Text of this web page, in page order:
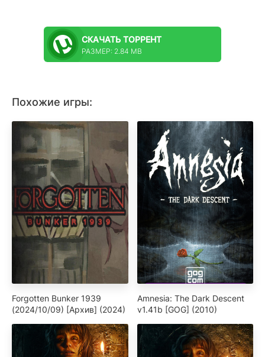
СКАЧАТЬ ТОРРЕНТ
РАЗМЕР: 2.84 MB
Похожие игры:
Forgotten Bunker 1939
(2024/10/09) [Архив] (2024)
Amnesia: The Dark Descent
v1.41b [GOG] (2010)